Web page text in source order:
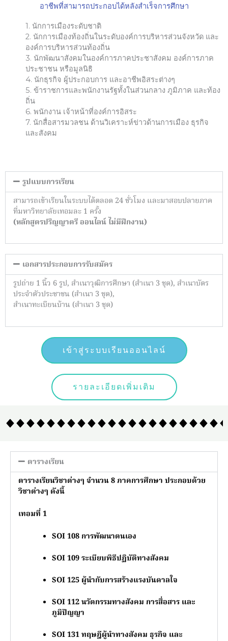
อาชีพที่สามารถประกอบได้หลังสำเร็จการศึกษา
1. นักการเมืองระดับชาติ
2. นักการเมืองท้องถิ่นในระดับองค์การบริหารส่วนจังหวัด และ
องค์การบริหารส่วนท้องถิ่น
3. นักพัฒนาสังคมในองค์การภาคประชาสังคม องค์การภาค
ประชาชน หรือมูลนิธิ
4. นักธุรกิจ ผู้ประกอบการ และอาชีพอิสระต่างๆ
5. ข้าราชการและพนักงานรัฐทั้งในส่วนกลาง ภูมิภาค และท้อง
ถิ่น
6. พนักงาน เจ้าหน้าที่องค์การอิสระ
7. นักสื่อสารมวลชน ด้านวิเคราะห์ข่าวด้านการเมือง ธุรกิจ
และสังคม
รูปแบบการเรียน
สามารถเข้าเรียนในระบบได้ตลอด 24 ชั่วโมง และมาสอบปลายภาค
ที่มหาวิทยาลัยเทอมละ 1 ครั้ง
(หลักสูตรปริญญาตรี ออนไลน์ ไม่มีฝึกงาน)
เอกสารประกอบการรับสมัคร
รูปถ่าย 1 นิ้ว 6 รูป, สำเนาวุฒิการศึกษา (สำเนา 3 ชุด), สำเนาบัตร
ประจำตัวประชาชน (สำเนา 3 ชุด),
สำเนาทะเบียนบ้าน (สำเนา 3 ชุด)
เข้าสู่ระบบเรียนออนไลน์
รายละเอียดเพิ่มเติม
ตารางเรียน
ตารางเรียนวิชาต่างๆ จำนวน 8 ภาคการศึกษา ประกอบด้วย
วิชาต่างๆ ดังนี้
เทอมที่ 1
SOI 108 การพัฒนาตนเอง
SOI 109ระเบียบพิธีปฏิบัติทางสังคม
SOI 125 ผู้นำกับการสร้างแรงบันดาลใจ
SOI 112นวัตกรรมทางสังคม การสื่อสาร และ
ภูมิปัญญา
SOI 131ทฤษฎีผู้นำทางสังคม ธุรกิจ และ